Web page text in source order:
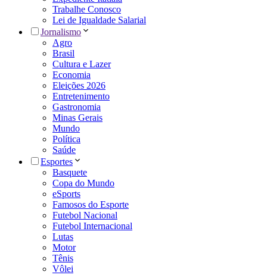
Trabalhe Conosco
Lei de Igualdade Salarial
Jornalismo
Agro
Brasil
Cultura e Lazer
Economia
Eleições 2026
Entretenimento
Gastronomia
Minas Gerais
Mundo
Política
Saúde
Esportes
Basquete
Copa do Mundo
eSports
Famosos do Esporte
Futebol Nacional
Futebol Internacional
Lutas
Motor
Tênis
Vôlei